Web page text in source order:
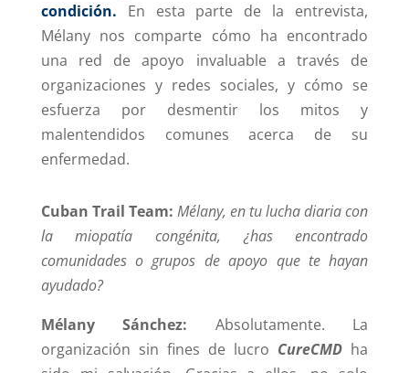
condición. En esta parte de la entrevista,
Mélany nos comparte cómo ha encontrado
una red de apoyo invaluable a través de
organizaciones y redes sociales, y cómo se
esfuerza por desmentir los mitos y
malentendidos comunes acerca de su
enfermedad.
Cuban Trail Team: Mélany, en tu lucha diaria con
la miopatía congénita, ¿has encontrado
comunidades o grupos de apoyo que te hayan
ayudado?
Mélany Sánchez: Absolutamente. La
organización sin fines de lucro CureCMD ha